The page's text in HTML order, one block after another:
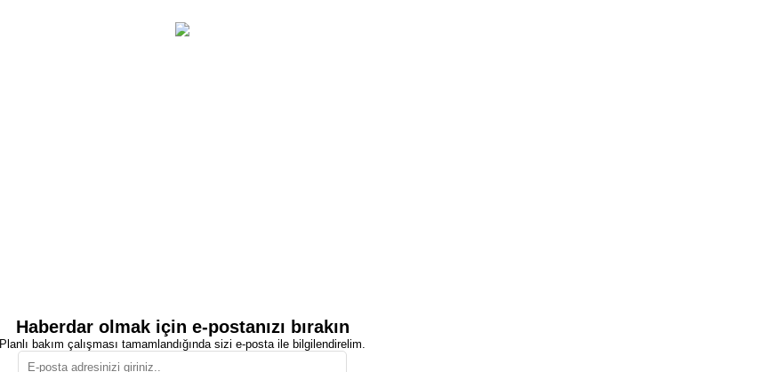
Haberdar olmak için e-postanızı bırakın
Planlı bakım çalışması tamamlandığında sizi e-posta ile bilgilendirelim.